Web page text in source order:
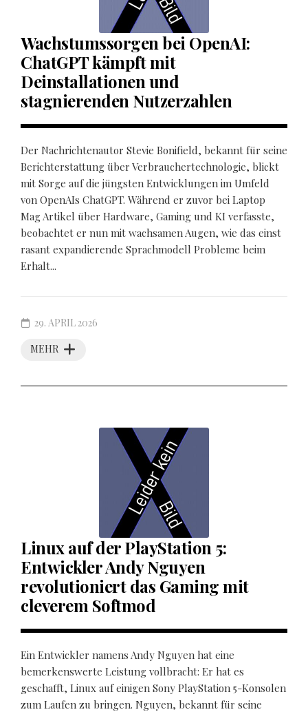
Wachstumssorgen bei OpenAI:
ChatGPT kämpft mit
Deinstallationen und
stagnierenden Nutzerzahlen
Der Nachrichtenautor Stevie Bonifield, bekannt für seine
Berichterstattung über Verbrauchertechnologie, blickt
mit Sorge auf die jüngsten Entwicklungen im Umfeld
von OpenAIs ChatGPT. Während er zuvor bei Laptop
Mag Artikel über Hardware, Gaming und KI verfasste,
beobachtet er nun mit wachsamen Augen, wie das einst
rasant expandierende Sprachmodell Probleme beim
Erhalt...
MEHR
29. APRIL 2026
Linux auf der PlayStation 5:
Entwickler Andy Nguyen
revolutioniert das Gaming mit
cleverem Softmod
Ein Entwickler namens Andy Nguyen hat eine
bemerkenswerte Leistung vollbracht: Er hat es
geschafft, Linux auf einigen Sony PlayStation 5-Konsolen
zum Laufen zu bringen. Nguyen, bekannt für seine